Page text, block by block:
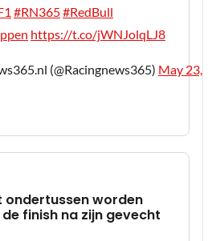
#RN365#RedBull
https://t.co/jWNJolqLJ8
(@Racingnews365) May 23,
ondertussen worden
finish na zijn gevecht